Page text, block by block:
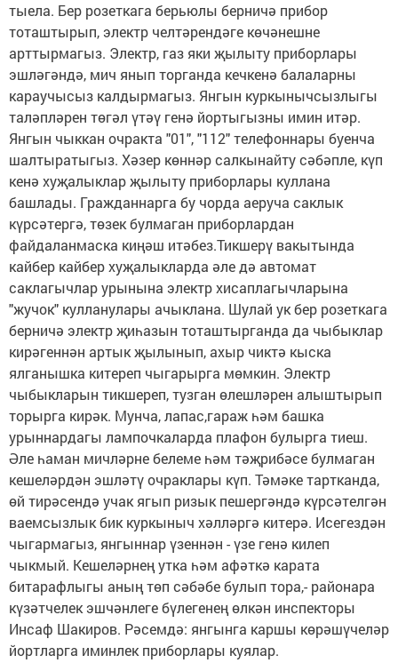
тыела. Бер розеткага берьюлы берничә прибор
тоташтырып, электр челтәрендәге көчәнешне
арттырмагыз. Электр, газ яки җылыту приборлары
эшләгәндә, мич янып торганда кечкенә балаларны
караучысыз калдырмагыз. Янгын куркынычсызлыгы
таләпләрен төгәл үтәү генә йортыгызны имин итәр.
Янгын чыккан очракта "01", "112" телефоннары буенча
шалтыратыгыз. Хәзер көннәр салкынайту сәбәпле, күп
кенә хуҗалыклар җылыту приборлары куллана
башлады. Гражданнарга бу чорда аеруча саклык
күрсәтергә, төзек булмаган приборлардан
файдаланмаска киңәш итәбез.Тикшерү вакытында
кайбер кайбер хуҗалыкларда әле дә автомат
саклагычлар урынына электр хисаплагычларына
"жучок" кулланулары ачыклана. Шулай ук бер розеткага
берничә электр җиһазын тоташтырганда да чыбыклар
кирәгеннән артык җылынып, ахыр чиктә кыска
ялганышка китереп чыгарырга мөмкин. Электр
чыбыкларын тикшереп, тузган өлешләрен алыштырып
торырга кирәк. Мунча, лапас,гараж һәм башка
урыннардагы лампочкаларда плафон булырга тиеш.
Әле һаман мичләрне белеме һәм тәҗрибәсе булмаган
кешеләрдән эшләтү очраклары күп. Тәмәке тартканда,
өй тирәсендә учак ягып ризык пешергәндә күрсәтелгән
ваемсызлык бик куркыныч хәлләргә китерә. Исегездән
чыгармагыз, янгыннар үзеннән - үзе генә килеп
чыкмый. Кешеләрнең утка һәм афәткә карата
битарафлыгы аның төп сәбәбе булып тора,- районара
күзәтчелек эшчәнлеге бүлегенең өлкән инспекторы
Инсаф Шакиров. Рәсемдә: янгынга каршы көрәшүчеләр
йортларга иминлек приборлары куялар.